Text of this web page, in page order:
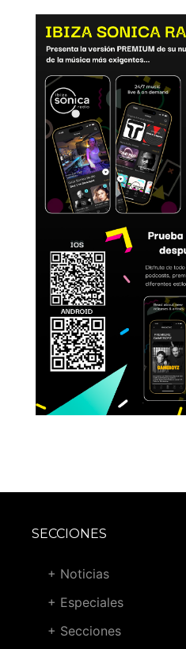
SECCIONES
+ Noticias
+ Especiales
+ Secciones